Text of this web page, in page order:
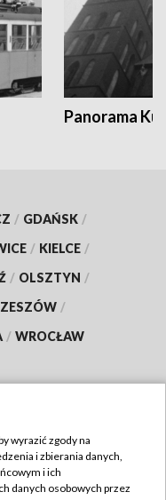
Panorama
/ GDAŃSK /
/ KIELCE /
/ OLSZTYN /
/
/ WROCŁAW
wyrazić zgody na
i zbierania danych,
i ich
danych osobowych przez